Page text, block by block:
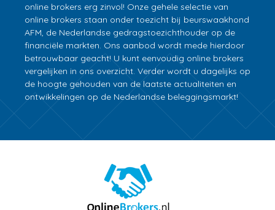
online brokers erg zinvol! Onze gehele selectie van
online brokers staan onder toezicht bij beurswaakhond
AFM, de Nederlandse gedragstoezichthouder op de
financiële markten. Ons aanbod wordt mede hierdoor
betrouwbaar geacht! U kunt eenvoudig online brokers
vergelijken in ons overzicht. Verder wordt u dagelijks op
de hoogte gehouden van de laatste actualiteiten en
ontwikkelingen op de Nederlandse beleggingsmarkt!